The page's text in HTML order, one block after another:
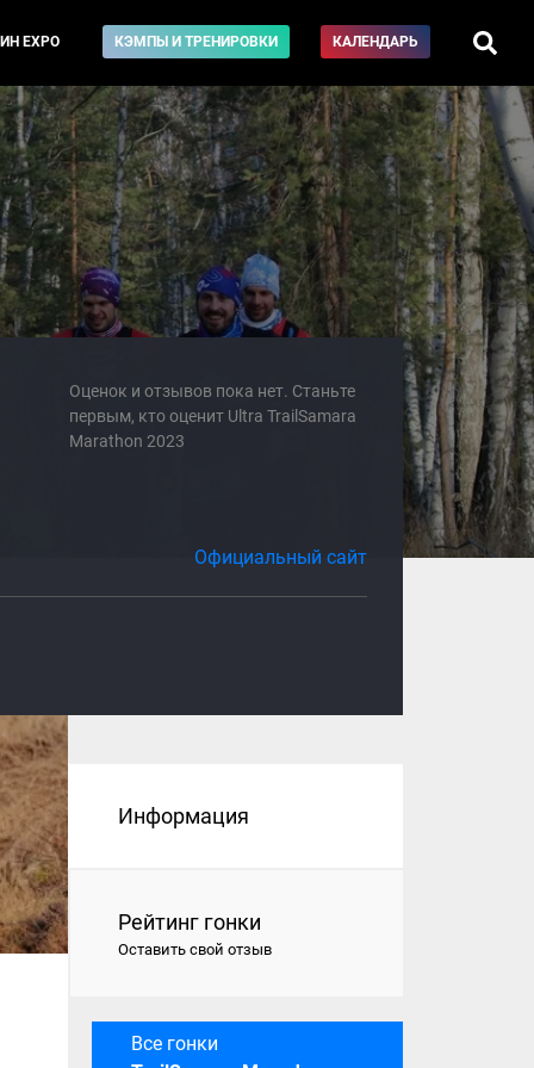
EXPO КЭМПЫ И ТРЕНИРОВКИ КАЛЕНДАРЬ
Оценок и отзывов пока нет. Станьте
первым, кто оценит Ultra TrailSamara
Marathon 2023
Официальный сайт
Информация
Рейтинг гонки
Оставить свой отзыв
Все гонки